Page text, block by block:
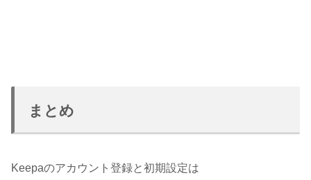
まとめ
Keepaのアカウント登録と初期設定は